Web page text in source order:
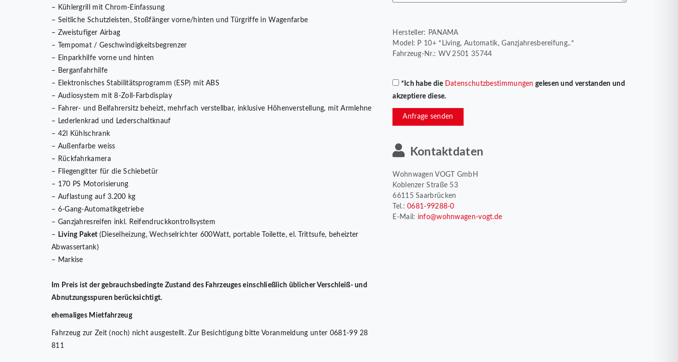
– Kühlergrill mit Chrom-Einfassung
– Seitliche Schutzleisten, Stoßfänger vorne/hinten und Türgriffe in Wagenfarbe
– Zweistufiger Airbag
– Tempomat / Geschwindigkeitsbegrenzer
– Einparkhilfe vorne und hinten
– Berganfahrhilfe
– Elektronisches Stabilitätsprogramm (ESP) mit ABS
– Audiosystem mit 8-Zoll-Farbdisplay
– Fahrer- und Beifahrersitz beheizt, mehrfach verstellbar, inklusive Höhenverstellung, mit Armlehne
– Lederlenkrad und Lederschaltknauf
– 42l Kühlschrank
– Außenfarbe weiss
– Rückfahrkamera
– Fliegengitter für die Schiebetür
– 170 PS Motorisierung
– Auflastung auf 3.200 kg
– 6-Gang-Automatikgetriebe
– Ganzjahresreifen inkl. Reifendruckkontrollsystem
–
Living Paket (Dieselheizung, Wechselrichter 600Watt, portable Toilette, el. Trittsufe, beheizter
Abwassertank)
– Markise
Im Preis ist der gebrauchsbedingte Zustand des Fahrzeuges einschließlich üblicher Verschleiß- und
Abnutzungsspuren berücksichtigt.
ehemaliges Mietfahrzeug
Fahrzeug zur Zeit (noch) nicht ausgestellt. Zur Besichtigung bitte Voranmeldung unter 0681-99 28
811
Hersteller: PANAMA
Model: P 10+ *Living, Automatik, Ganzjahresbereifung..*
Fahrzeug-Nr.: WV 2501 35744
*Ich habe die Datenschutzbestimmungen gelesen und verstanden und
akzeptiere diese.
Anfrage senden
Kontaktdaten
Wohnwagen VOGT GmbH
Koblenzer Straße 53
66115 Saarbrücken
Tel.:0681-99288-0
E-Mail: info@wohnwagen-vogt.de